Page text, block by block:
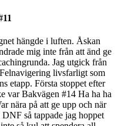
hängde i luften. Åskan
mig inte från att änd ge
Jag utgick från
livsfarligt som
etapp. Första stoppet efter
var Bakvägen #14 Ha ha ha
nära på att ge upp och när
så tappade jag hoppet